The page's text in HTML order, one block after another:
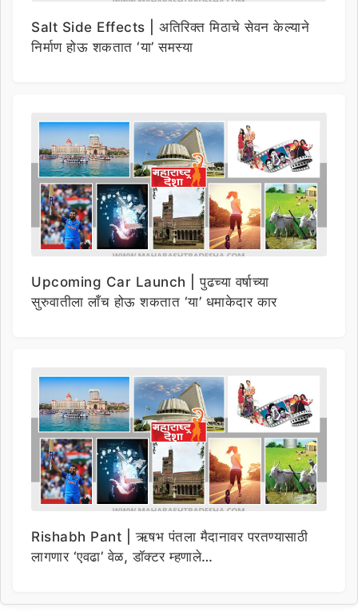
Salt Side Effects | अतिरिक्त मिठाचे सेवन केल्याने
निर्माण होऊ शकतात ‘या’ समस्या
Upcoming Car Launch | पुढच्या वर्षाच्या
सुरुवातीला लाँच होऊ शकतात ‘या’ धमाकेदार कार
Rishabh Pant | ऋषभ पंतला मैदानावर परतण्यासाठी
लागणार ‘एवढा’ वेळ, डॉक्टर म्हणाले…